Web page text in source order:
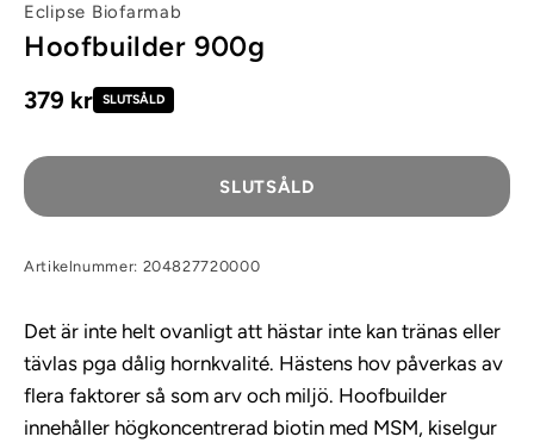
Eclipse Biofarmab
Hoofbuilder 900g
379 kr SLUTSÅLD
SLUTSÅLD
Artikelnummer: 204827720000
Det är inte helt ovanligt att hästar inte kan tränas eller
tävlas pga dålig hornkvalité. Hästens hov påverkas av
flera faktorer så som arv och miljö. Hoofbuilder
innehåller högkoncentrerad biotin med MSM, kiselgur